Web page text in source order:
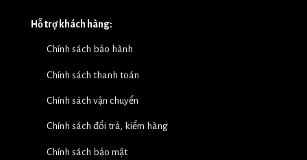
Hỗ trợ khách hàng:
Chính sách bảo hành
Chính sách thanh toán
Chính sách vận chuyển
Chính sách đổi trả, kiểm hàng
Chính sách bảo mật